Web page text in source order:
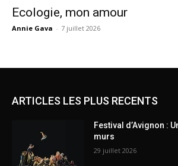
Ecologie, mon amour
Annie Gava - 7 juillet 2026
ARTICLES LES PLUS RECENTS
Festival d’Avignon :
murs
29 juillet 2026